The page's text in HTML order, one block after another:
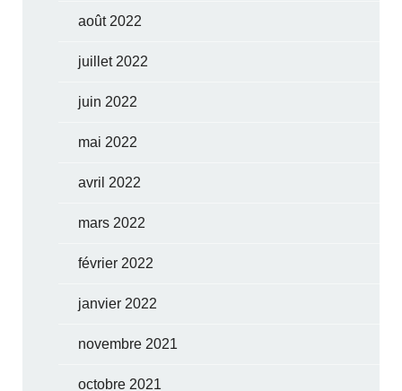
août 2022
juillet 2022
juin 2022
mai 2022
avril 2022
mars 2022
février 2022
janvier 2022
novembre 2021
octobre 2021